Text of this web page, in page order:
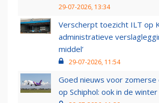
29-07-2026, 13:34
Verscherpt toezicht ILT op
administratieve
middel’
29-07-2026, 11:54
Goed nieuws voor zomerse
op Schiphol: ook in de